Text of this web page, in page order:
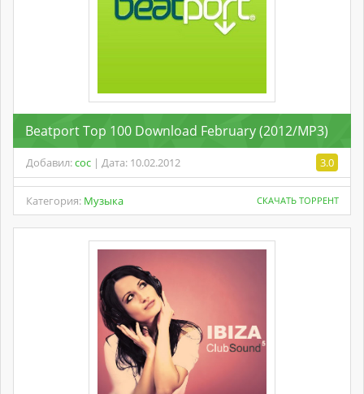
Beatport Top 100 Download February (2012/MP3)
Добавил:coc | Дата: 10.02.2012 3.0
Категория: Музыка СКАЧАТЬ ТОРРЕНТ